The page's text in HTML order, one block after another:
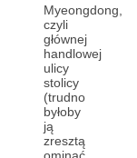
Myeongdong,
czyli
głównej
handlowej
ulicy
stolicy
(trudno
byłoby
ją
zresztą